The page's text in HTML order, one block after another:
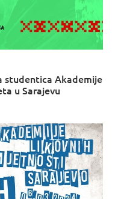
studentica Akademije
u Sarajevu